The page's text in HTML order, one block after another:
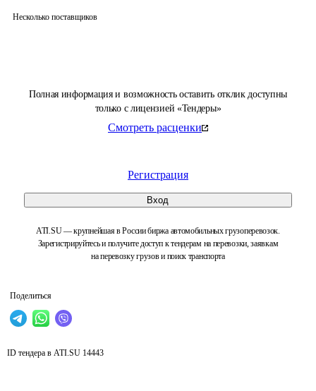
Полная информация и возможность оставить отклик доступны
только с лицензией «Тендеры»
Смотреть расценки
Регистрация
Вход
ATI.SU — крупнейшая в России биржа автомобильных грузоперевозок.
Зарегистрируйтесь и получите доступ к тендерам на перевозки, заявкам
на перевозку грузов и поиск транспорта
Поделиться
Несколько поставщиков
ID тендера в ATI.SU 14443